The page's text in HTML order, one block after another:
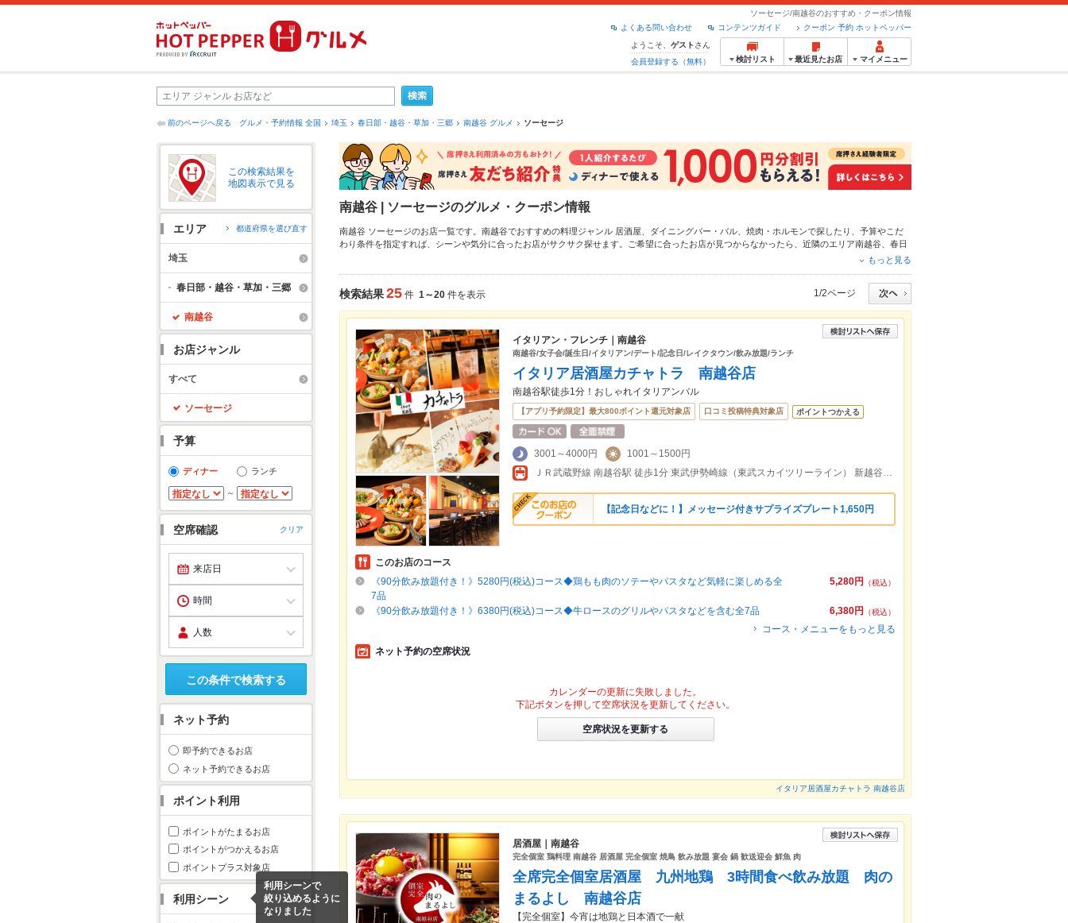
ソーセージ/南越谷のおすすめ・クーポン情報
クーポン 予約 ホットペッパー
コンテンツガイド
よくある問い合わせ
ようこそ、 ゲスト さん
会員登録する（無料）
検討リスト 最近見たお店 マイメニュー
前のページへ戻る グルメ・予約情報 全国 埼玉 春日部・越谷・草加・三郷 南越谷 グルメ ソーセージ
この検索結果を
地図表示で見る
エリア 都道府県を選び直す
埼玉
春日部・越谷・草加・三郷
南越谷
お店ジャンル
すべて
ソーセージ
予算
ディナー ランチ
～
空席確認 クリア
この条件で検索する
ネット予約
即予約できるお店
ネット予約できるお店
ポイント利用
ポイントがたまるお店
ポイントがつかえるお店
ポイントプラス対象店
利用シーン
利用シーンで
絞り込めるように
なりました
南越谷 | ソーセージのグルメ・クーポン情報
南越谷 ソーセージのお店一覧です。南越谷でおすすめの料理ジャンル 居酒屋 ダイニングバー・バル 焼肉・ホルモンで探したり、予算やこだ
わり条件を指定すれば、シーンや気分に合ったお店がサクサク探せます。ご希望に合ったお店が見つからなかったら、近隣のエリア南越谷
春日
お茶漬け、
馬刺し
もっと見る
検索結果25 件 1～20 件を表示 1/2ページ
イタリアン・フレンチ｜南越谷
南越谷/女子会/誕生日/イタリアン/デート/記念日/レイクタウン/飲み放題/ランチ
イタリア居酒屋カチャトラ 南越谷店
南越谷駅徒歩1分！おしゃれイタリアンバル
【アプリ予約限定】最大800ポイント還元対象店 口コミ投稿特典対象店 ポイントつかえる
3001～4000円
1001～1500円
ＪＲ武蔵野線 南越谷駅 徒歩1分 東武伊勢崎線（東武スカイツリーライン） 新越谷駅 西口 徒歩1分
【記念日などに！】メッセージ付きサプライズプレート1,650円
このお店のコース
5,280円
（税込）
《90分飲み放題付き！》5280円(税込)コース◆鶏もも肉のソテーやパスタなど気軽に楽しめる全
7品
6,380円
（税込）
《90分飲み放題付き！》6380円(税込)コース◆牛ロースのグリルやパスタなどを含む全7品
コース・メニューをもっと見る
ネット予約の空席状況
カレンダーの更新に失敗しました。
下記ボタンを押して空席状況を更新してください。
空席状況を更新する
イタリア居酒屋カチャトラ 南越谷店
居酒屋｜南越谷
完全個室 鶏料理 南越谷 居酒屋 完全個室 焼鳥 飲み放題 宴会 鍋 歓送迎会 鮮魚 肉
全席完全個室居酒屋 九州地鶏 3時間食べ飲み放題 肉の
まるよし 南越谷店
【完全個室】今宵は地鶏と日本酒で一献